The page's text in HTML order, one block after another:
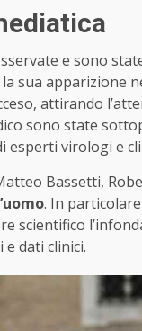
e sono
sua apparizione
attirando
sono state
esperti virologi e
Bassetti,
. In
scientifico
dati clinici.